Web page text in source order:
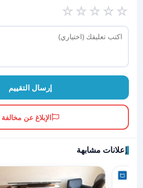
☆
☆
☆
☆
☆
إرسال التقييم
الإبلاغ عن مخالفة
إعلانات مشابهة